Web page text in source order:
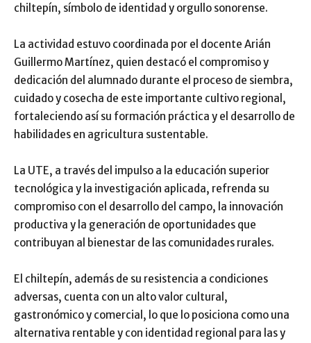
chiltepín, símbolo de identidad y orgullo sonorense.
La actividad estuvo coordinada por el docente Arián
Guillermo Martínez, quien destacó el compromiso y
dedicación del alumnado durante el proceso de siembra,
cuidado y cosecha de este importante cultivo regional,
fortaleciendo así su formación práctica y el desarrollo de
habilidades en agricultura sustentable.
La UTE, a través del impulso a la educación superior
tecnológica y la investigación aplicada, refrenda su
compromiso con el desarrollo del campo, la innovación
productiva y la generación de oportunidades que
contribuyan al bienestar de las comunidades rurales.
El chiltepín, además de su resistencia a condiciones
adversas, cuenta con un alto valor cultural,
gastronómico y comercial, lo que lo posiciona como una
alternativa rentable y con identidad regional para las y